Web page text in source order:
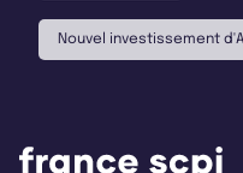
Nouvel investissement